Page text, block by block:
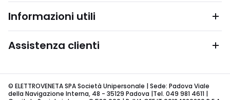
Informazioni utili
Assistenza clienti
© ELETTROVENETA SPA Società Unipersonale | Sede: Padova Viale
della Navigazione Interna, 48 - 35129 Padova |Tel. 049 981 4611 |